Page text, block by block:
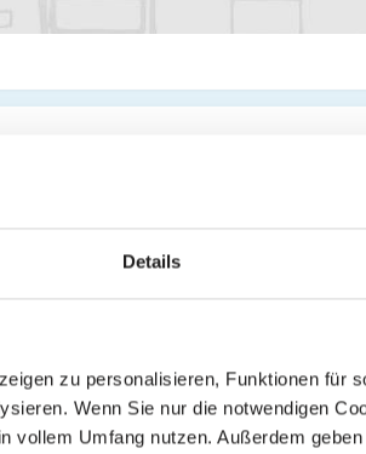
Details
zu personalisieren, Funktionen für
Wenn Sie nur die notwendigen
vollem Umfang nutzen. Außerdem
weiteren Ergebnisse gefunden